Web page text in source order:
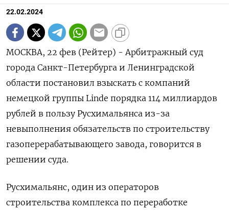
22.02.2024
МОСКВА, 22 фев (Рейтер) - Арбитражный суд
города Санкт-Петербурга и Ленинградской
области постановил взыскать с компаний
немецкой группы Linde порядка 114 миллиардов
рублей в пользу Русхимальянса из-за
невыполнения обязательств по строительству
газоперерабатывающего завода, говорится в
решении суда.
Русхимальянс, один из операторов
строительства комплекса по переработке